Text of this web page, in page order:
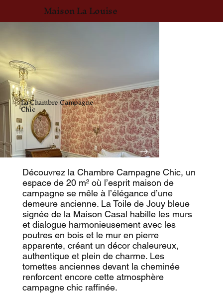
Maison La Louise
La Chambre Campagne
Chic
Découvrez la Chambre Campagne Chic, un
espace de 20 m² où l’esprit maison de
campagne se mêle à l’élégance d’une
demeure ancienne. La Toile de Jouy bleue
signée de la Maison Casal habille les murs
et dialogue harmonieusement avec les
poutres en bois et le mur en pierre
apparente, créant un décor chaleureux,
authentique et plein de charme. Les
tomettes anciennes devant la cheminée
renforcent encore cette atmosphère
campagne chic raffinée.